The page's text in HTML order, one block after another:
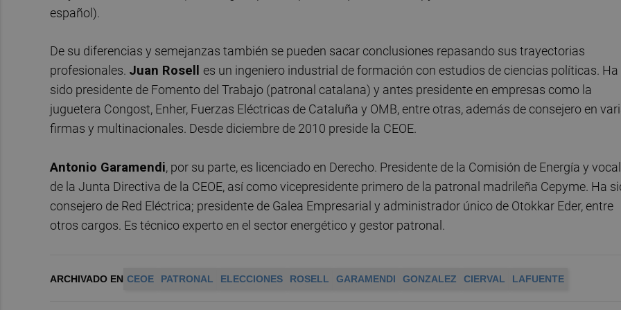
español).
De su diferencias y semejanzas también se pueden sacar conclusiones repasando sus trayectorias
profesionales. Juan Rosell es un ingeniero industrial de formación con estudios de ciencias políticas. Ha
sido presidente de Fomento del Trabajo (patronal catalana) y antes presidente en empresas como la
juguetera Congost, Enher, Fuerzas Eléctricas de Cataluña y OMB, entre otras, además de consejero en
firmas y multinacionales. Desde diciembre de 2010 preside la CEOE.
Antonio Garamendi, por su parte, es licenciado en Derecho. Presidente de la Comisión de Energía y vocal
de la Junta Directiva de la CEOE, así como vicepresidente primero de la patronal madrileña Cepyme. Ha
consejero de Red Eléctrica; presidente de Galea Empresarial y administrador único de Otokkar Eder, entre
otros cargos. Es técnico experto en el sector energético y gestor patronal.
ARCHIVADO EN CEOE PATRONAL ELECCIONES ROSELL GARAMENDI GONZALEZ CIERVAL LAFUENTE